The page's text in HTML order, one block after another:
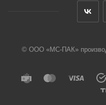
© ООО «МС-ПАК»